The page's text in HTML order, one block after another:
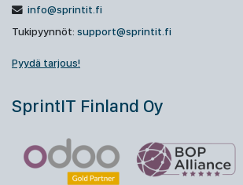
info@sprintit.fi
Tukipyynnöt: support@sprintit.fi
Pyydä tarjous!
SprintIT Finland Oy